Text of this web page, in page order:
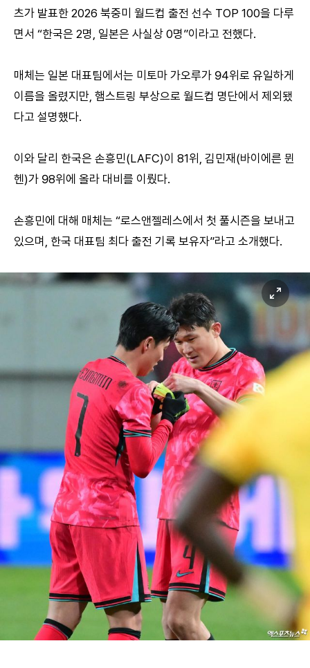
츠가 발표한 2026 북중미 월드컵 출전 선수 TOP 100을 다루
면서 “한국은 2명, 일본은 사실상 0명”이라고 전했다.
매체는 일본 대표팀에서는 미토마 가오루가 94위로 유일하게
이름을 올렸지만, 햄스트링 부상으로 월드컵 명단에서 제외됐
다고 설명했다.
이와 달리 한국은 손흥민(LAFC)이 81위, 김민재(바이에른 뮌
헨)가 98위에 올라 대비를 이뤘다.
손흥민에 대해 매체는 “로스앤젤레스에서 첫 풀시즌을 보내고
있으며, 한국 대표팀 최다 출전 기록 보유자”라고 소개했다.